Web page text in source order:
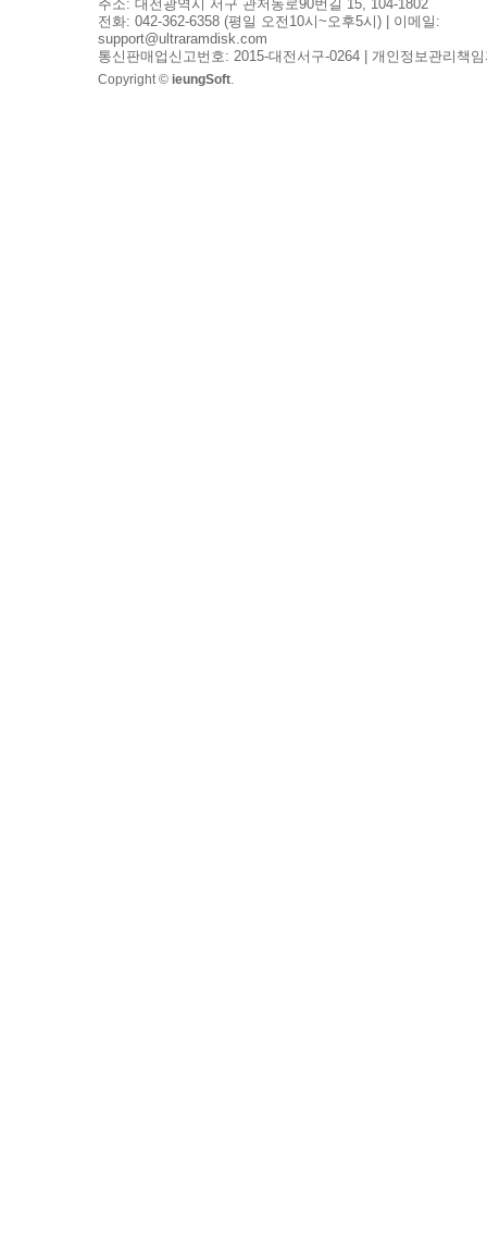
주소: 대전광역시 서구 관저동로90번길 15, 104-1802
전화: 042-362-6358 (평일 오전10시~오후5시) | 이메일:
support@ultraramdisk.com
통신판매업신고번호: 2015-대전서구-0264 | 개인정보관리책
Copyright © ieungSoft.